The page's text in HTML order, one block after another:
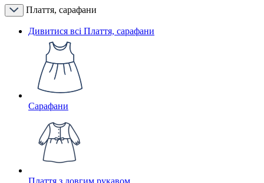
Плаття, сарафани
Дивитися всі Плаття, сарафани
Сарафани
Плаття з довгим рукавом